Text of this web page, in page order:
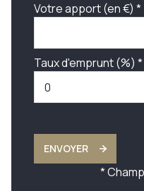
Votre apport (en €) *
Taux d'emprunt (%) *
ENVOYER
*